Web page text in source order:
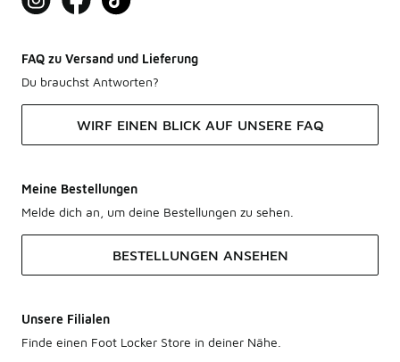
FAQ zu Versand und Lieferung
Du brauchst Antworten?
WIRF EINEN BLICK AUF UNSERE FAQ
Meine Bestellungen
Melde dich an, um deine Bestellungen zu sehen.
BESTELLUNGEN ANSEHEN
Unsere Filialen
Finde einen Foot Locker Store in deiner Nähe.